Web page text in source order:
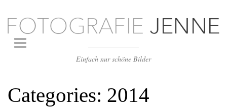
Einfach nur schöne Bilder
Categories: 2014